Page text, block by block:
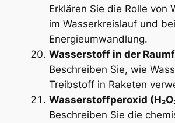
Erklären Sie die Rolle von
im Wasserkreislauf und
Energieumwandlung.
Wasserstoff in der
Beschreiben Sie, wie
Treibstoff in Raketen
Wasserstoffperoxid
Beschreiben Sie die